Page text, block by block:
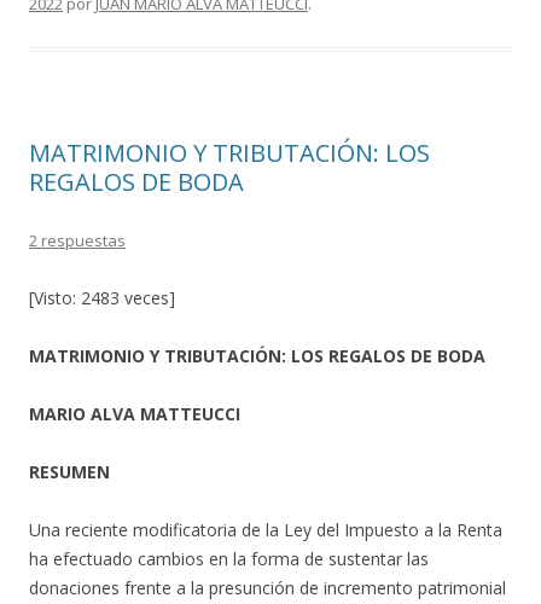
k r
MATRIMONIO Y TRIBUTACIÓN: LOS
REGALOS DE BODA
2 respuestas
[Visto: 2483 veces]
MATRIMONIO Y TRIBUTACIÓN: LOS REGALOS DE BODA
MARIO ALVA MATTEUCCI
RESUMEN
Una reciente modificatoria de la Ley del Impuesto a la Renta
ha efectuado cambios en la forma de sustentar las
donaciones frente a la presunción de incremento patrimonial